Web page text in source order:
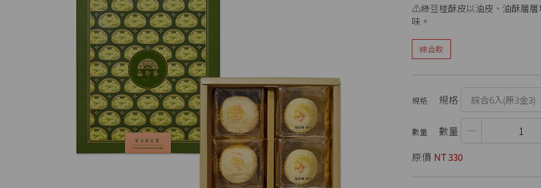
⚠️綠豆椪酥皮以油皮、油酥層
味。
綜合款
規格
數量
原價 NT 330